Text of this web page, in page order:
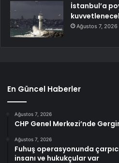
İstanbul’a
Ağustos 7, 2026
En Güncel Haberler
Ağustos 7, 2026
CHP Genel Merkezi’nde
Ağustos 7, 2026
Fuhuş operasyonunda
insanı ve hukukçular var